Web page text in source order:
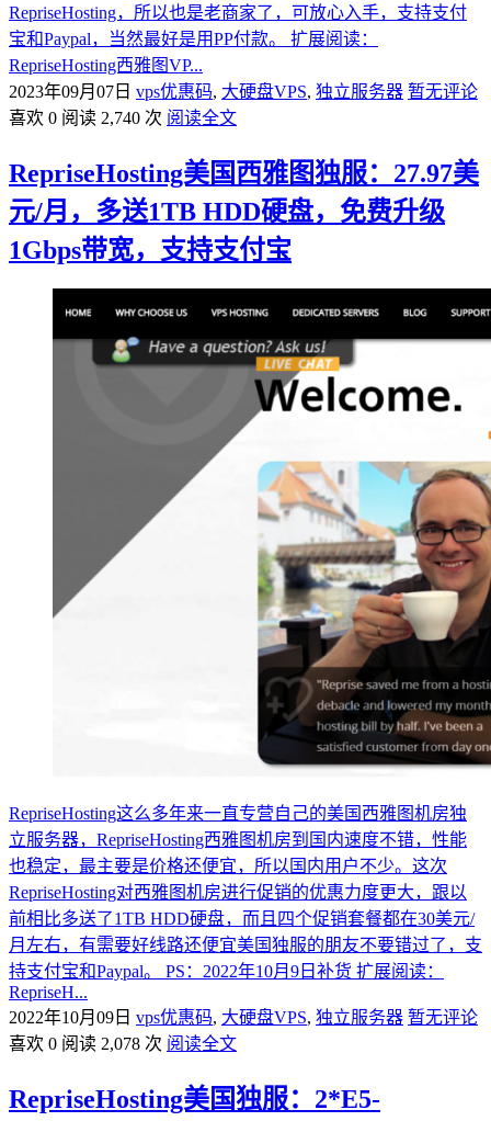
RepriseHosting，所以也是老商家了，可放心入手，支持支付
宝和Paypal，当然最好是用PP付款。 扩展阅读：
RepriseHosting西雅图VP...
2023年09月07日 vps优惠码, 大硬盘VPS, 独立服务器 暂无评论
喜欢 0 阅读 2,740 次 阅读全文
RepriseHosting美国西雅图独服：27.97美
元/月，多送1TB HDD硬盘，免费升级
1Gbps带宽，支持支付宝
RepriseHosting这么多年来一直专营自己的美国西雅图机房独
立服务器，RepriseHosting西雅图机房到国内速度不错，性能
也稳定，最主要是价格还便宜，所以国内用户不少。这次
RepriseHosting对西雅图机房进行促销的优惠力度更大，跟以
前相比多送了1TB HDD硬盘，而且四个促销套餐都在30美元/
月左右，有需要好线路还便宜美国独服的朋友不要错过了，支
持支付宝和Paypal。 PS：2022年10月9日补货 扩展阅读：
RepriseH...
2022年10月09日 vps优惠码, 大硬盘VPS, 独立服务器 暂无评论
喜欢 0 阅读 2,078 次 阅读全文
RepriseHosting美国独服：2*E5-